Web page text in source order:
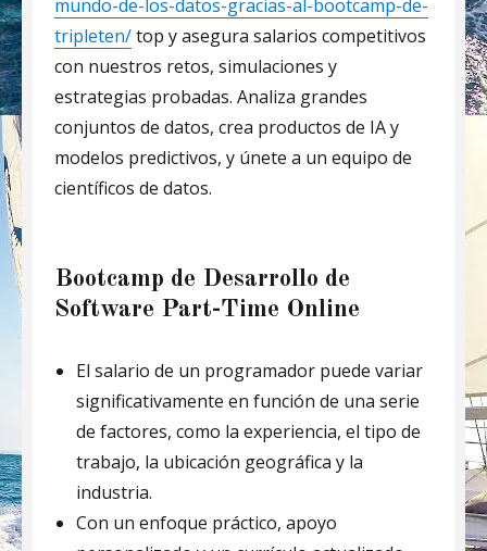
mundo-de-los-datos-gracias-al-bootcamp-de-
tripleten/top y asegura salarios competitivos
con nuestros retos, simulaciones y
estrategias probadas. Analiza grandes
conjuntos de datos, crea productos de IA y
modelos predictivos, y únete a un equipo de
científicos de datos.
Bootcamp de Desarrollo de
Software Part-Time Online
El salario de un programador puede variar
significativamente en función de una serie
de factores, como la experiencia, el tipo de
trabajo, la ubicación geográfica y la
industria.
Con un enfoque práctico, apoyo